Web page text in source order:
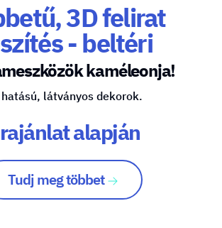
3D felirat
- beltéri
kaméleonja!
látványos dekorok.
alapján
Tudj meg többet